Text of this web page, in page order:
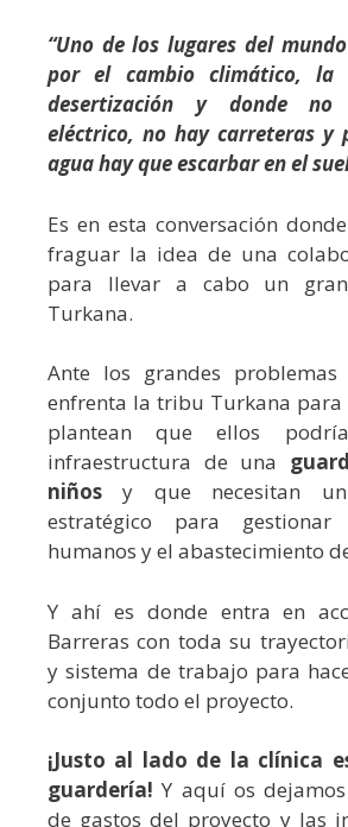
“Uno de los lugares del
por el cambio climático, la
desertización y donde
eléctrico, no hay carreteras y
agua hay que escarbar en el
Es en esta conversación
fraguar la idea de una
para llevar a cabo un
Turkana.
Ante los grandes
enfrenta la tribu Turkana para
plantean que ellos
infraestructura de una
niños y que necesitan un
estratégico para gestionar
humanos y el abastecimiento
Y ahí es donde entra en
Barreras con toda su
y sistema de trabajo para
conjunto todo el proyecto.
¡Justo al lado de la clínica
guardería! Y aquí os
de gastos del proyecto y las